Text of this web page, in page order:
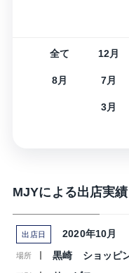
全て 12月
8月 7月
3月
MJYによる出店実績
出店日 2020年10月
場所 黒崎 ショッピ